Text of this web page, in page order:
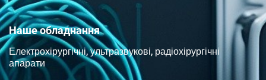
Наше обладнання
Електрохірургічні, ультразвукові, радіохірургічні
апарати